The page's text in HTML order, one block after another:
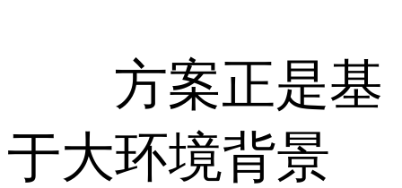
方案正是基
于大环境背景